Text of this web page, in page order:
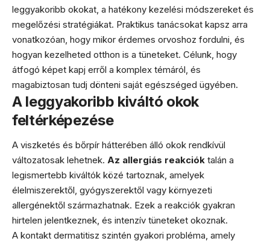
leggyakoribb okokat, a hatékony kezelési módszereket és
megelőzési stratégiákat. Praktikus tanácsokat kapsz arra
vonatkozóan, hogy mikor érdemes orvoshoz fordulni, és
hogyan kezelheted otthon is a tüneteket. Célunk, hogy
átfogó képet kapj erről a komplex témáról, és
magabiztosan tudj dönteni saját egészséged ügyében.
A leggyakoribb kiváltó okok
feltérképezése
A viszketés és bőrpír hátterében álló okok rendkívül
változatosak lehetnek. Az allergiás reakciók talán a
legismertebb kiváltók közé tartoznak, amelyek
élelmiszerektől, gyógyszerektől vagy környezeti
allergénektől származhatnak. Ezek a reakciók gyakran
hirtelen jelentkeznek, és intenzív tüneteket okoznak.
A kontakt dermatitisz szintén gyakori probléma, amely